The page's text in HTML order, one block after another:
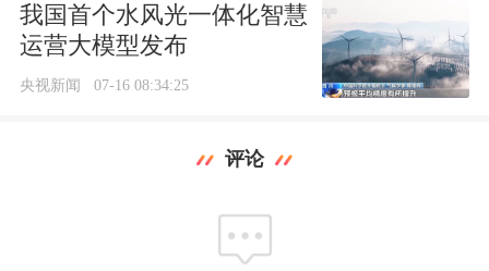
我国首个水风光一体化智慧
运营大模型发布
央视新闻 07-16 08:34:25
评论